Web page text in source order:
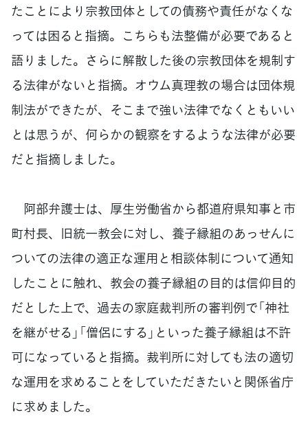
たことにより宗教団体としての債務や責任がなくな
っては困ると指摘。こちらも法整備が必要であると
語りました。さらに解散した後の宗教団体を規制す
る法律がないと指摘。オウム真理教の場合は団体規
制法ができたが、そこまで強い法律でなくともいい
とは思うが、何らかの観察をするような法律が必要
だと指摘しました。
阿部弁護士は、厚生労働省から都道府県知事と市
町村長、旧統一教会に対し、養子縁組のあっせんに
ついての法律の適正な運用と相談体制について通知
したことに触れ、教会の養子縁組の目的は信仰目的
だとした上で、過去の家庭裁判所の審判例で「神社
を継がせる」「僧侶にする」といった養子縁組は不許
可になっていると指摘。裁判所に対しても法の適切
な運用を求めることをしていただきたいと関係省庁
に求めました。